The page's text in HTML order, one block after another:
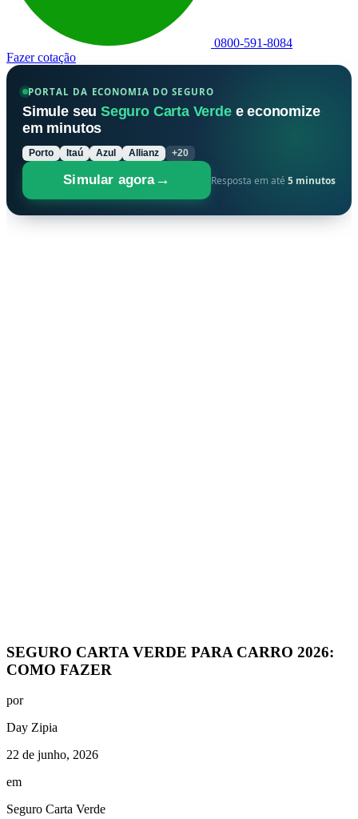
0800-591-8084
Fazer cotação
PORTAL DA ECONOMIA DO SEGURO
Simule seu Seguro Carta Verdee economize
em minutos
Porto Itaú Azul Allianz +20
Simular agora→ Resposta em até 5 minutos
SEGURO CARTA VERDE PARA CARRO 2026:
COMO FAZER
por
Day Zipia
22 de junho, 2026
em
Seguro Carta Verde